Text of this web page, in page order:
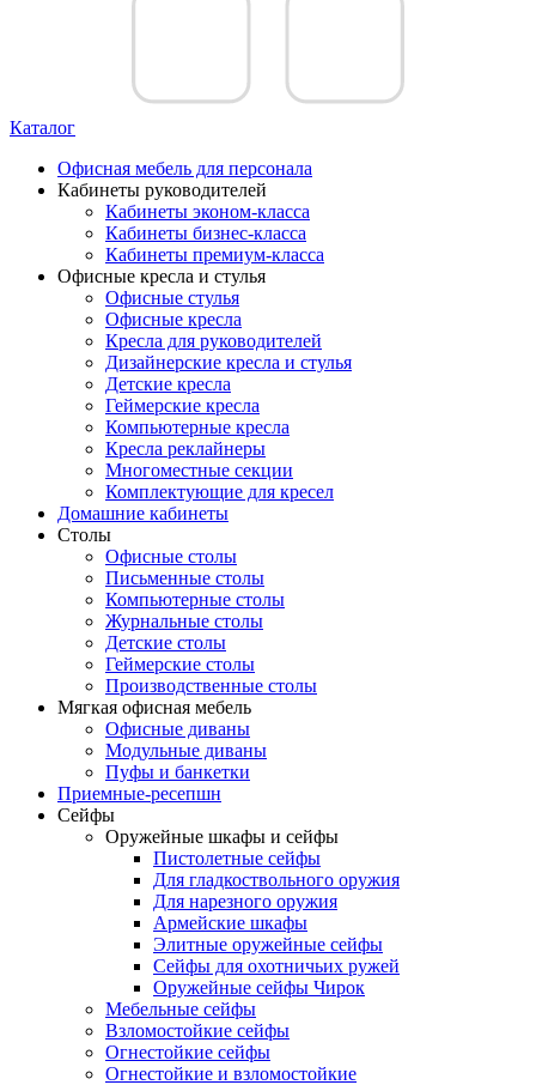
Каталог
Офисная мебель для персонала
Кабинеты руководителей
Кабинеты эконом-класса
Кабинеты бизнес-класса
Кабинеты премиум-класса
Офисные кресла и стулья
Офисные стулья
Офисные кресла
Кресла для руководителей
Дизайнерские кресла и стулья
Детские кресла
Геймерские кресла
Компьютерные кресла
Кресла реклайнеры
Многоместные секции
Комплектующие для кресел
Домашние кабинеты
Столы
Офисные столы
Письменные столы
Компьютерные столы
Журнальные столы
Детские столы
Геймерские столы
Производственные столы
Мягкая офисная мебель
Офисные диваны
Модульные диваны
Пуфы и банкетки
Приемные-ресепшн
Сейфы
Оружейные шкафы и сейфы
Пистолетные сейфы
Для гладкоствольного оружия
Для нарезного оружия
Армейские шкафы
Элитные оружейные сейфы
Сейфы для охотничьих ружей
Оружейные сейфы Чирок
Мебельные сейфы
Взломостойкие сейфы
Огнестойкие сейфы
Огнестойкие и взломостойкие